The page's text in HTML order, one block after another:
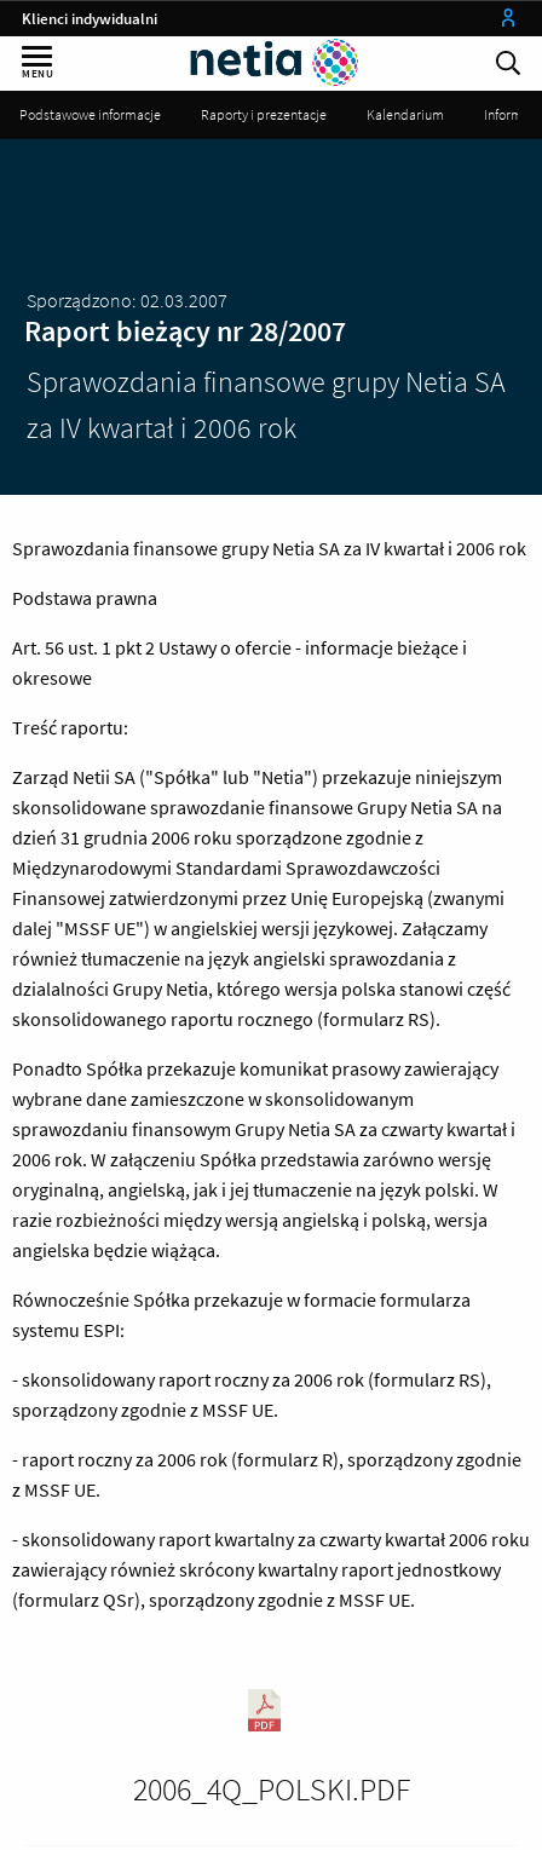
Klienci indywidualni
Małe firmy
Instytucje publiczne
MENU
Podstawowe informacje Raporty i prezentacje Kalendarium
Sporządzono: 02.03.2007
Raport bieżący nr 28/2007
Sprawozdania finansowe grupy Netia SA
za IV kwartał i 2006 rok
Sprawozdania finansowe grupy Netia SA za IV kwartał i 2006 rok
Podstawa prawna
Art. 56 ust. 1 pkt 2 Ustawy o ofercie - informacje bieżące i
okresowe
Treść raportu:
Zarząd Netii SA ("Spółka" lub "Netia") przekazuje niniejszym
skonsolidowane sprawozdanie finansowe Grupy Netia SA na
dzień 31 grudnia 2006 roku sporządzone zgodnie z
Międzynarodowymi Standardami Sprawozdawczości
Finansowej zatwierdzonymi przez Unię Europejską (zwanymi
dalej "MSSF UE") w angielskiej wersji językowej. Załączamy
również tłumaczenie na język angielski sprawozdania z
dzialalności Grupy Netia, którego wersja polska stanowi część
skonsolidowanego raportu rocznego (formularz RS).
Ponadto Spółka przekazuje komunikat prasowy zawierający
wybrane dane zamieszczone w skonsolidowanym
sprawozdaniu finansowym Grupy Netia SA za czwarty kwartał i
2006 rok. W załączeniu Spółka przedstawia zarówno wersję
oryginalną, angielską, jak i jej tłumaczenie na język polski. W
razie rozbieżności między wersją angielską i polską, wersja
angielska będzie wiążąca.
Równocześnie Spółka przekazuje w formacie formularza
systemu ESPI:
- skonsolidowany raport roczny za 2006 rok (formularz RS),
sporządzony zgodnie z MSSF UE.
- raport roczny za 2006 rok (formularz R), sporządzony zgodnie
z MSSF UE.
- skonsolidowany raport kwartalny za czwarty kwartał 2006 roku
zawierający również skrócony kwartalny raport jednostkowy
(formularz QSr), sporządzony zgodnie z MSSF UE.
2006_4Q_POLSKI.PDF